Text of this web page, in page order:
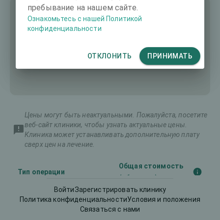
Цены могут быть неактуальными. Пожалуйста, посетите
веб-сайт клиники, чтобы узнать актуальные цены.
Клиника может устанавливать дополнительную плату
сверх цен на лечение.
Тип операции
Общая стоимость
(оба глаза)
ВойтиЗарегистрировать клинику
Политика конфиденциальностиУсловия и положения
Связаться с нами
пребывание на нашем сайте.
Ознакомьтесь с нашей Политикой
конфиденциальности
ОТКЛОНИТЬ ПРИНИМАТЬ